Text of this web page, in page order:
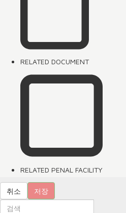
RELATED DOCUMENT
RELATED PENAL FACILITY
취소 저장